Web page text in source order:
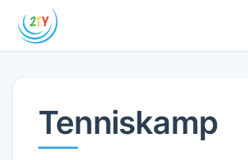
Tenniskamp